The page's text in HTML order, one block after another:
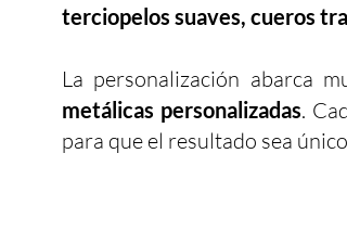
terciopelos suaves, cueros
La personalización abarca
metálicas personalizadas.
para que el resultado sea único.